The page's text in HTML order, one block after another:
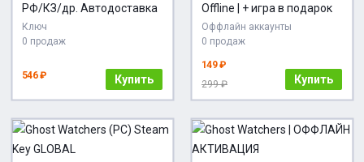
РФ/КЗ/др. Автодоставка
Ключ
0 продаж
546 ₽ Купить
Offline | + игра в подарок
Оффлайн аккаунты
0 продаж
149 ₽
299 ₽
Купить